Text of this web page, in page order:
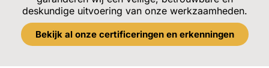
deskundige uitvoering van onze werkzaamheden.
Bekijk al onze certificeringen en erkenningen